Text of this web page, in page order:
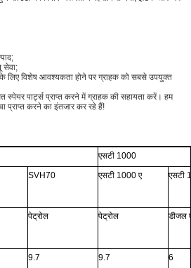
सेवा;
के लिए विशेष आवश्यकता होने पर ग्राहक को सबसे उपयुक्त
पार्ट्स प्राप्त करने में ग्राहक की सहायता करें। हम
प्राप्त करने का इंतजार कर रहे हैं!
एसटी 1000
SVH70 एसटी 1000 ए एसटी
पेट्रोल पेट्रोल डीजल
9.7 9.7 6